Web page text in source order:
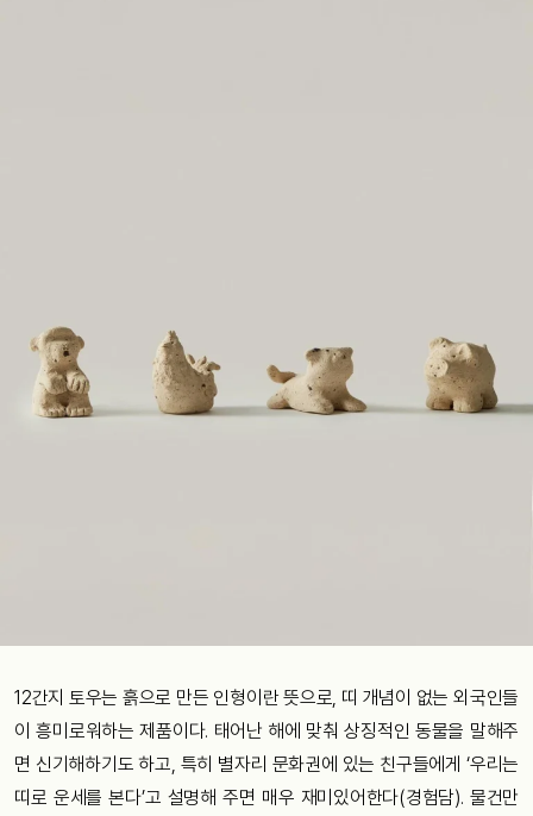
12간지 토우는 흙으로 만든 인형이란 뜻으로, 띠 개념이 없는 외국인들
이 흥미로워하는 제품이다. 태어난 해에 맞춰 상징적인 동물을 말해주
면 신기해하기도 하고, 특히 별자리 문화권에 있는 친구들에게 ‘우리는
띠로 운세를 본다’고 설명해 주면 매우 재미있어한다(경험담). 물건만